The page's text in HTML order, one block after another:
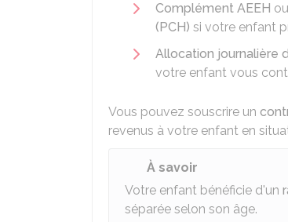
Complément AEEH ou
(PCH) si votre enfant
Allocation journalière
votre enfant vous
Vous pouvez souscrire un
revenus à votre enfant en
À savoir
Votre enfant bénéficie d'un
séparée selon son âge.